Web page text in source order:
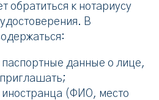
обратиться к нотариусу
В
данные о лице,
(ФИО, место